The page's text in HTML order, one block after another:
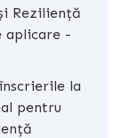
Reziliență
aplicare -
la
pentru